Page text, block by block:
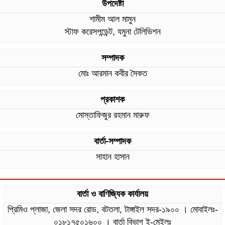
উপদেষ্টা
শামীম আল মামুন
স্টাফ করেসপন্ডেন্ট, যমুনা টেলিভিশন
সম্পাদক
মোঃ আরমান কবীর সৈকত
প্রকাশক
মোস্তাফিজুর রহমান মারুফ
বার্তা-সম্পাদক
সাহান হাসান
বার্তা ও বাণিজ্যিক কার্যালয়
প্রিমিও প্লাজা, জেলা সদর রোড, বটতলা, টাঙ্গাইল সদর-১৯০০ । মোবাইলঃ-
০১৮১৭৫০১৬০০ । বার্তা বিভাগ ই-মেইলঃ